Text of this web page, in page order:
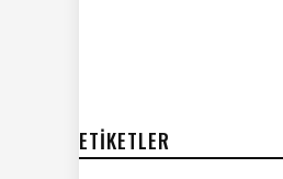
ETIKETLER